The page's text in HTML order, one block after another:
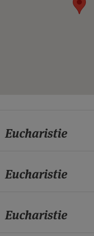
Eucharistie
Eucharistie
Eucharistie